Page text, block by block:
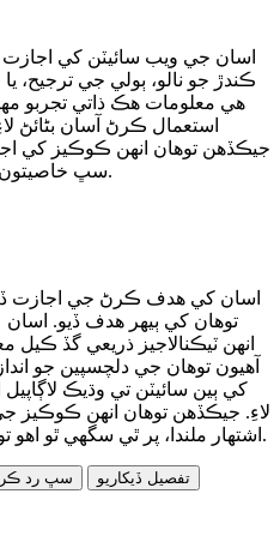
اسان جي ويب سائيٽن کي اجازت
ڪندڙ جو نالو، ٻولي جي ترجيح، يا
هي معلومات هڪ ذاتي تجربو
استعمال ڪرڻ آسان بڻائڻ
جيڪڏهن توهان انهن ڪوڪيز کي
سڀ خاصيتون ڪم نه ڪري سگھن ٿيون.
اسان کي ھدف ڪرڻ جي اجازت
توھان کي ٻيهر ھدف ڏيو. اسان
انهن ٽيڪنالاجيز ذريعي گڏ ڪيل
آهيون توهان جي دلچسپين جو
کي ٻين سائيٽن تي وڌيڪ
لاءِ. جيڪڏهن توهان انهن ڪوڪيز
اشتهار ملندا، پر ٿي سگهي ٿو اهو توهان لاءِ گهٽ لاڳاپيل هجي.
سڀ رد
تفصيل ڏيکاريو